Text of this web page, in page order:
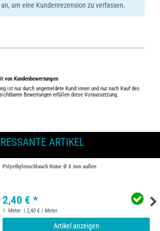
um eine Kundenrezension zu verfassen.
von Kundenbewertungen
ist nur durch angemeldete Kund:innen und nur nach Kauf des
Bewertungen erfüllen diese Voraussetzung.
ARTIKEL
Polyethylenschlauch Natur Ø 8 mm außen
2,40 € *
1 Meter | 2,40 € / Meter
Artikel anzeigen